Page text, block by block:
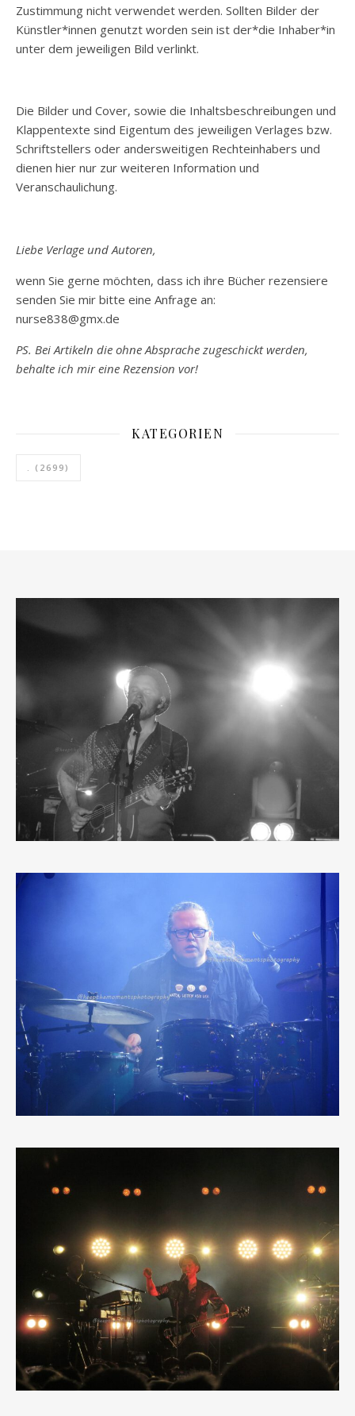
Zustimmung nicht verwendet werden. Sollten Bilder der
Künstler*innen genutzt worden sein ist der*die Inhaber*in
unter dem jeweiligen Bild verlinkt.
Die Bilder und Cover, sowie die Inhaltsbeschreibungen und
Klappentexte sind Eigentum des jeweiligen Verlages bzw.
Schriftstellers oder andersweitigen Rechteinhabers und
dienen hier nur zur weiteren Information und
Veranschaulichung.
Liebe Verlage und Autoren,
wenn Sie gerne möchten, dass ich ihre Bücher rezensiere
senden Sie mir bitte eine Anfrage an:
nurse838@gmx.de
PS. Bei Artikeln die ohne Absprache zugeschickt werden,
behalte ich mir eine Rezension vor!
KATEGORIEN
. (2699)